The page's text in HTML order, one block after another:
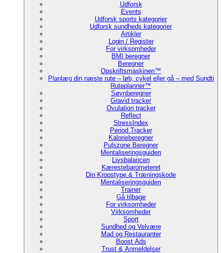
Udforsk
Events
Udforsk sports kategorier
Udforsk sundheds kategorier
Artikler
Login / Register
For virksomheder
BMI beregner
Beregner
Opskriftsmaskinen™
Planlæg din næste rute – løb, cykel eller gå – med Sundti
Ruteplanner™
Søvnberegner
Gravid tracker
Ovulation tracker
Reflect
StressIndex
Period Tracker
Kalorieberegner
Pulszone Beregner
Mentaliseringsguiden
Livsbalancen
Kærestebarometeret
Din Kropstype & Træningskode
Mentaliseringsguiden
Trainer
Gå tilbage
For virksomheder
Virksomheder
Sport
Sundhed og Velvære
Mad og Restauranter
Boost Ads
Trust & Anmeldelser